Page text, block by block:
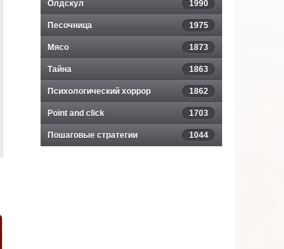
Олдскул 1990
Песочница 1975
Мясо 1873
Тайна 1863
Психологический хоррор 1862
Point and click 1703
Пошаговые стратегии 1044